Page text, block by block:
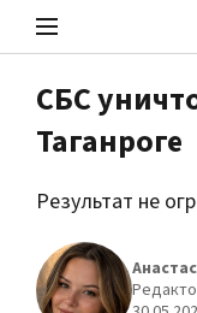
Стоп Политической
Политика
СБС
Таганроге
Результат не